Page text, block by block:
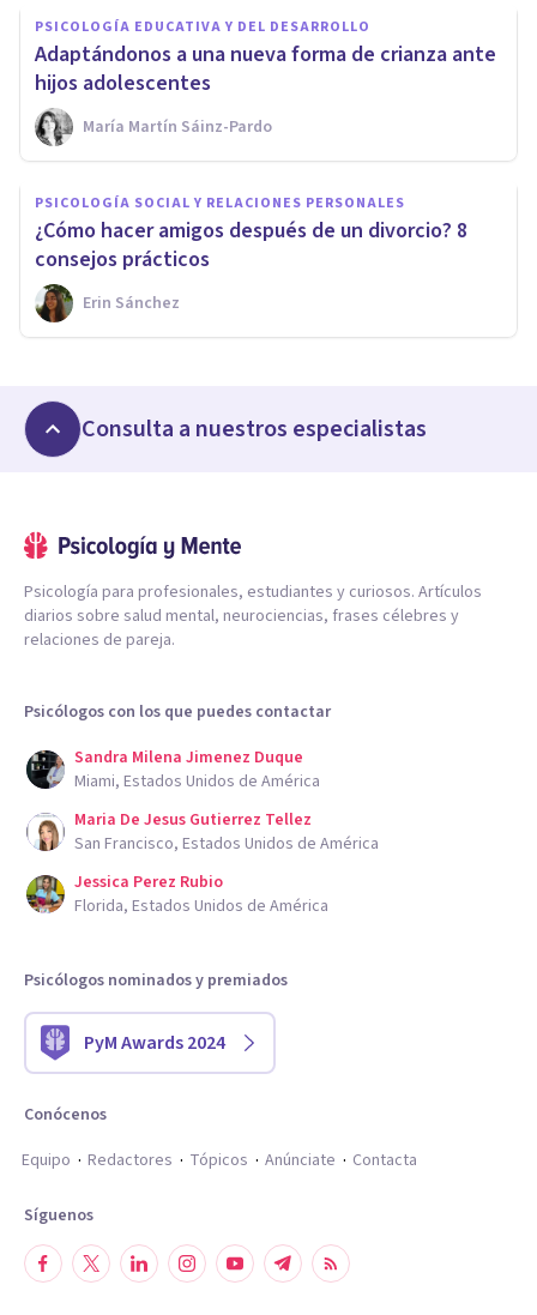
PSICOLOGÍA EDUCATIVA Y DEL DESARROLLO
Adaptándonos a una nueva forma de crianza ante
hijos adolescentes
María Martín Sáinz-Pardo
PSICOLOGÍA SOCIAL Y RELACIONES PERSONALES
¿Cómo hacer amigos después de un divorcio? 8
consejos prácticos
Erin Sánchez
Consulta a nuestros especialistas
Psicología para profesionales, estudiantes y curiosos. Artículos
diarios sobre salud mental, neurociencias, frases célebres y
relaciones de pareja.
Psicólogos con los que puedes contactar
Sandra Milena Jimenez Duque
Miami, Estados Unidos de América
Maria De Jesus Gutierrez Tellez
San Francisco, Estados Unidos de América
Jessica Perez Rubio
Florida, Estados Unidos de América
Psicólogos nominados y premiados
PyM Awards 2024
Conócenos
Equipo
Redactores Tópicos Anúnciate Contacta
Síguenos